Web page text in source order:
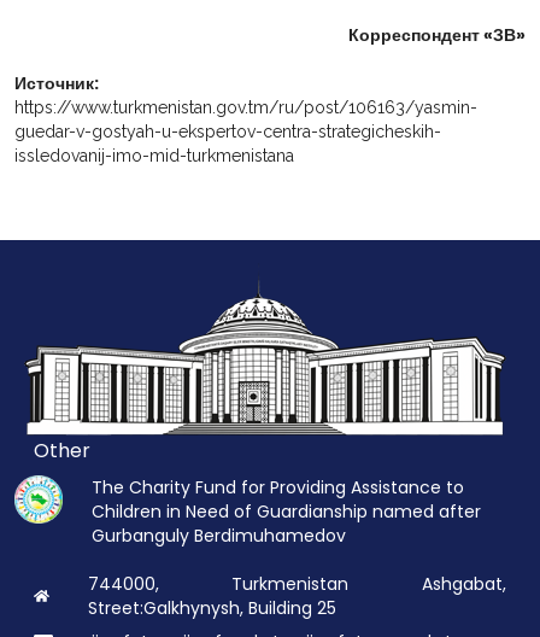
Корреспондент «ЗВ»
Источник:
https://www.turkmenistan.gov.tm/ru/post/106163/yasmin-
guedar-v-gostyah-u-ekspertov-centra-strategicheskih-
issledovanij-imo-mid-turkmenistana
Other
The Charity Fund for Providing Assistance to
Children in Need of Guardianship named after
Gurbanguly Berdimuhamedov
744000, Turkmenistan Ashgabat,
Street:Galkhynysh, Building 25